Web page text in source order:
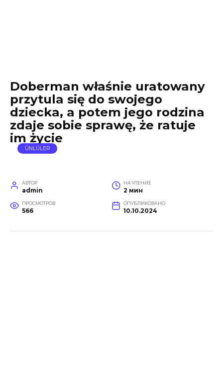
Doberman właśnie uratowany
przytula się do swojego
dziecka, a potem jego rodzina
zdaje sobie sprawę, że ratuje
im życie
ÜNLÜLER
АВТОР
admin
НА ЧТЕНИЕ
2 мин
ПРОСМОТРОВ
566
ОПУБЛИКОВАНО
10.10.2024